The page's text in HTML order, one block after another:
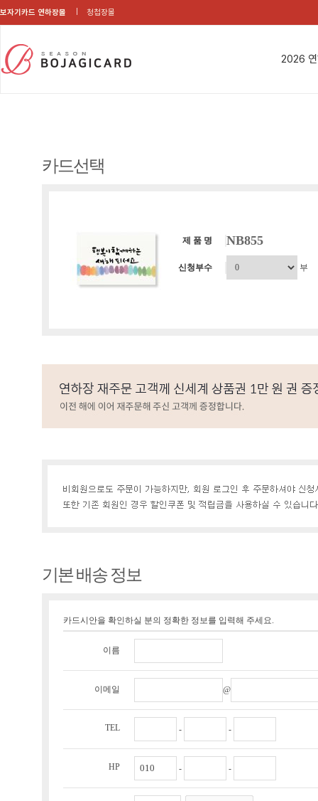
보자기카드 연하장몰 청첩장몰
2026
카드선택
제 품 명 NB855
신청부수 부
기본 배송 정보
카드시안을 확인하실 분의 정확한 정보를 입력해 주세요.
이름
이메일 @
TEL - -
HP - -